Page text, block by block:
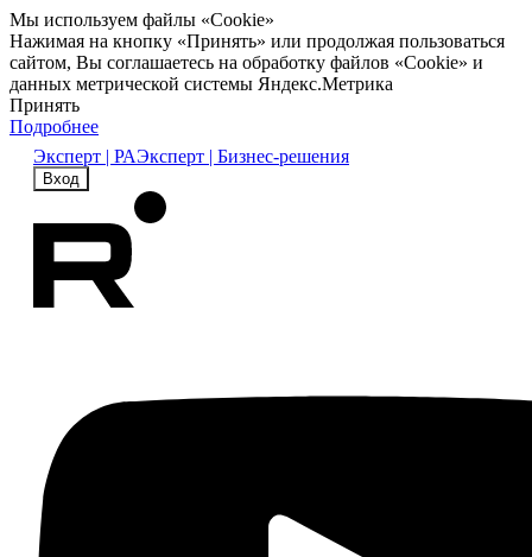
Мы используем файлы «Cookie»
Нажимая на кнопку «Принять» или продолжая пользоваться
сайтом, Вы соглашаетесь на обработку файлов «Cookie» и
данных метрической системы Яндекс.Метрика
Принять
Подробнее
Эксперт | РАЭксперт | Бизнес-решения
Вход